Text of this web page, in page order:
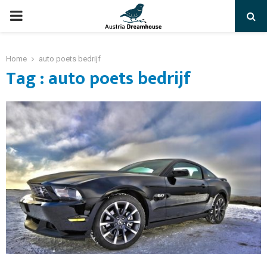
PRIMARY
Home auto poets bedrijf
Tag : auto poets bedrijf